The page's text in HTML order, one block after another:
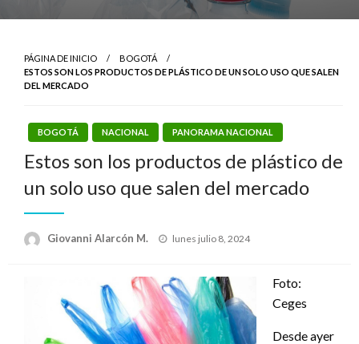
PÁGINA DE INICIO
BOGOTÁ
ESTOS SON LOS PRODUCTOS DE PLÁSTICO DE UN SOLO USO QUE SALEN
DEL MERCADO
BOGOTÁ NACIONAL PANORAMA NACIONAL
Estos son los productos de plástico de
un solo uso que salen del mercado
Giovanni Alarcón M.
Publicado
lunes julio 8, 2024
Foto:
Ceges
Desde ayer